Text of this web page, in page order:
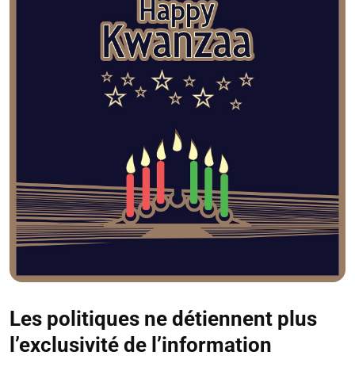
Les politiques ne détiennent plus
l’exclusivité de l’information